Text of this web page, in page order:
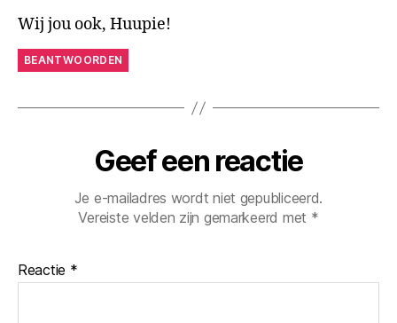
Wij jou ook, Huupie!
BEANTWOORDEN
Geef een reactie
Je e-mailadres wordt niet gepubliceerd.
Vereiste velden zijn gemarkeerd met *
Reactie *